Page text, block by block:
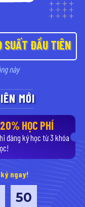
ĐẦU TIÊN
này
ký ngay!
48
HỌC PHÍ
đăng ký học từ 3 khóa
MỚI